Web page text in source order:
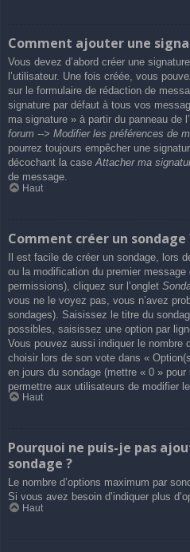
Comment ajouter une
Vous devez d’abord créer une
l’utilisateur. Une fois créée, vous
sur le formulaire de rédaction de
signature par défaut à tous vos
ma signature » à partir du panneau de
forum --> Modifier les préférences de
pourrez toujours empêcher une
décochant la caseAttacher ma
de message.
Haut
Comment créer un sondage
Il est facile de créer un sondage, lors
ou la modification du premier
permissions), cliquez sur l’onglet
vous ne le voyez pas, vous n’avez
sondages). Saisissez le titre du
possibles, saisissez une option par
Vous pouvez aussi indiquer le nombre
choisir lors de son vote dans «
en jours du sondage (mettre « 0 »
permettre aux utilisateurs de modifier
Haut
Pourquoi ne puis-je pas
sondage ?
Le nombre d’options maximum par
Si vous avez besoin d’indiquer plus
Haut